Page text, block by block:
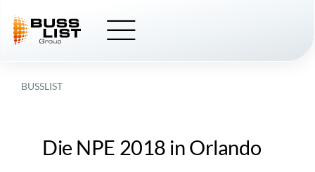
content
BUSSLIST
Die NPE 2018 in Orlando